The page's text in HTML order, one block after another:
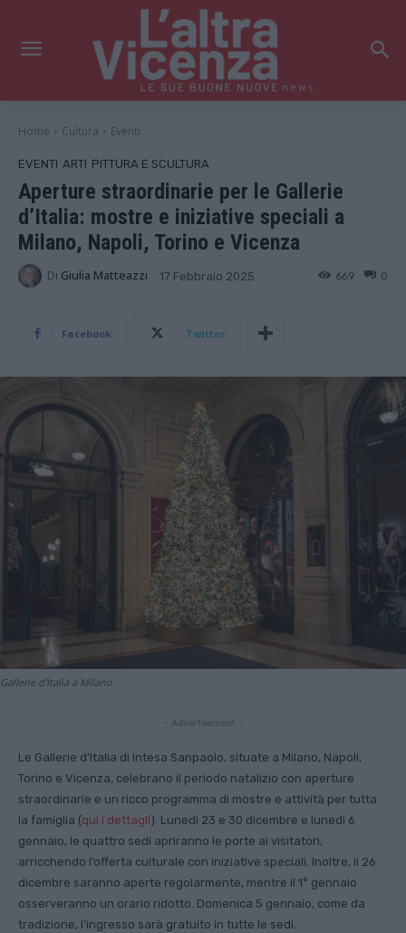
news
Home Cultura Eventi
EVENTI ARTI PITTURA E SCULTURA
Aperture straordinarie per le Gallerie
d’Italia: mostre e iniziative speciali a
Milano, Napoli, Torino e Vicenza
Di Giulia Matteazzi 17 Febbraio 2025 0
669
Facebook Twitter
Gallerie d'Italia a Milano
- Advertisement -
Le Gallerie d’Italia di Intesa Sanpaolo, situate a Milano, Napoli,
Torino e Vicenza, celebrano il periodo natalizio con aperture
straordinarie e un ricco programma di mostre e attività per tutta
la famiglia (qui i dettagli). Lunedì 23 e 30 dicembre e lunedì 6
gennaio, le quattro sedi apriranno le porte ai visitatori,
arricchendo l’offerta culturale con iniziative speciali. Inoltre, il 26
dicembre saranno aperte regolarmente, mentre il 1° gennaio
osserveranno un orario ridotto. Domenica 5 gennaio, come da
tradizione, l’ingresso sarà gratuito in tutte le sedi.